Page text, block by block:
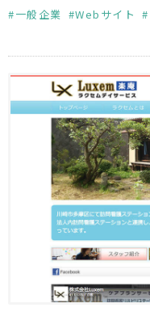
一般企業
Webサイト